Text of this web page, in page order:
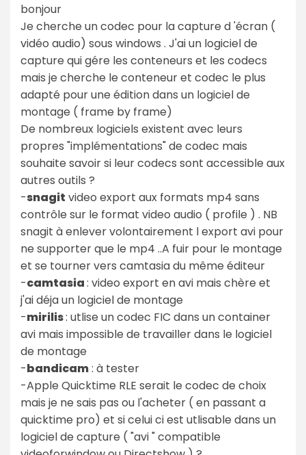
bonjour
Je cherche un codec pour la capture d 'écran (
vidéo audio) sous windows . J'ai un logiciel de
capture qui gére les conteneurs et les codecs
mais je cherche le conteneur et codec le plus
adapté pour une édition dans un logiciel de
montage ( frame by frame)
De nombreux logiciels existent avec leurs
propres "implémentations" de codec mais
souhaite savoir si leur codecs sont accessible aux
autres outils ?
-snagit video export aux formats mp4 sans
contrôle sur le format video audio ( profile ) . NB
snagit à enlever volontairement l export avi pour
ne supporter que le mp4 ..A fuir pour le montage
et se tourner vers camtasia du même éditeur
-camtasia: video export en avi mais chère et
j'ai déja un logiciel de montage
-mirilis: utlise un codec FIC dans un container
avi mais impossible de travailler dans le logiciel
de montage
-bandicam: à tester
-Apple Quicktime RLE serait le codec de choix
mais je ne sais pas ou l'acheter ( en passant a
quicktime pro) et si celui ci est utlisable dans un
logiciel de capture ( "avi " compatible